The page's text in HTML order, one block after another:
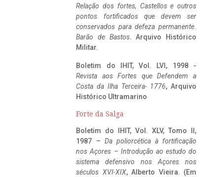
Relação dos fortes, Castellos e outros
pontos fortificados que devem ser
conservados para defeza permanente.
Barão de Bastos. Arquivo Histórico
Militar.
Boletim do IHIT, Vol. LVI, 1998 -
Revista aos Fortes que Defendem a
Costa da Ilha Terceira- 1776, Arquivo
Histórico Ultramarino
Forte da Salga
Boletim do IHIT, Vol. XLV, Tomo II,
1987 – Da poliorcética à fortificação
nos Açores – Introdução ao estudo do
sistema defensivo nos Açores nos
séculos XVI-XIX, Alberto Vieira. (Em